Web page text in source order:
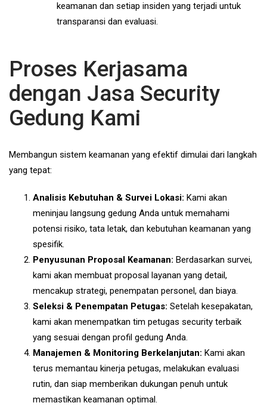
keamanan dan setiap insiden yang terjadi untuk
transparansi dan evaluasi.
Proses Kerjasama
dengan Jasa Security
Gedung Kami
Membangun sistem keamanan yang efektif dimulai dari langkah
yang tepat:
Analisis Kebutuhan & Survei Lokasi: Kami akan
meninjau langsung gedung Anda untuk memahami
potensi risiko, tata letak, dan kebutuhan keamanan yang
spesifik.
Penyusunan Proposal Keamanan: Berdasarkan survei,
kami akan membuat proposal layanan yang detail,
mencakup strategi, penempatan personel, dan biaya.
Seleksi & Penempatan Petugas: Setelah kesepakatan,
kami akan menempatkan tim petugas security terbaik
yang sesuai dengan profil gedung Anda.
Manajemen & Monitoring Berkelanjutan: Kami akan
terus memantau kinerja petugas, melakukan evaluasi
rutin, dan siap memberikan dukungan penuh untuk
memastikan keamanan optimal.